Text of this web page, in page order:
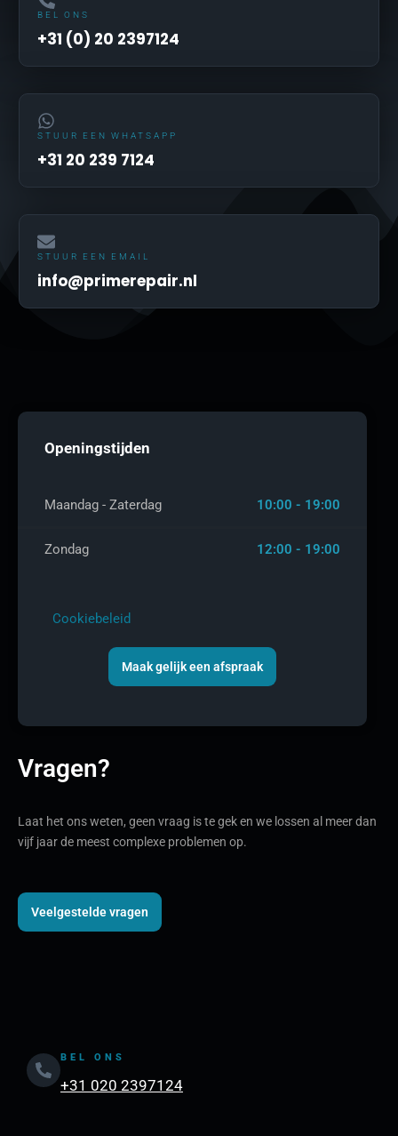
BEL ONS
+31 (0) 20 2397124
STUUR EEN WHATSAPP
+31 20 239 7124
STUUR EEN EMAIL
info@primerepair.nl
Openingstijden
Maandag - Zaterdag 10:00 - 19:00
Zondag 12:00 - 19:00
Cookiebeleid
Maak gelijk een afspraak
Vragen?
Laat het ons weten, geen vraag is te gek en we lossen al meer dan
vijf jaar de meest complexe problemen op.
Veelgestelde vragen
BEL ONS
+31 020 2397124